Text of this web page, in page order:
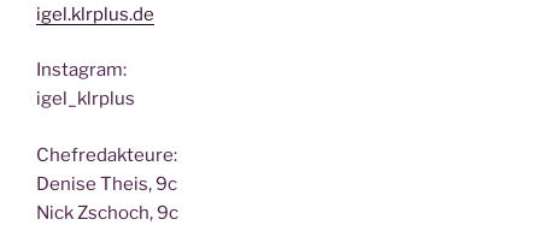
igel.klrplus.de
Insta­gram:
igel_klrplus
Chef­re­dak­teu­re:
Deni­se Theis, 9c
Nick Zscho­ch, 9c